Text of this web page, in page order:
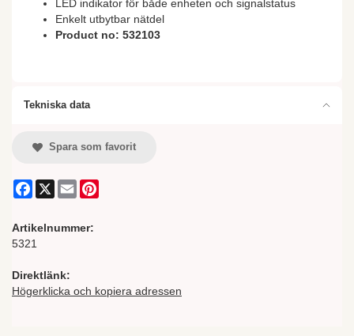
Tekniska data
LED indikator för både enheten och signalstatus
Enkelt utbytbar nätdel
Product no: 532103
Spara som favorit
Facebook
X Email
Artikelnummer:
5321
Direktlänk:
Högerklicka och kopiera adressen